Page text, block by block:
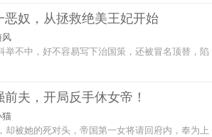
恶奴，从拯救绝美王妃开始
风
举不中，好不容易写下治国策，还被冒名顶替，陷
夫，开局反手休女帝！
猫
却被她的死对头，帝国第一女将请回府内，奉为上